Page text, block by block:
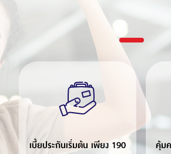
เบี้ยประกันเริ่มต้น เพียง 190
คุ้ม